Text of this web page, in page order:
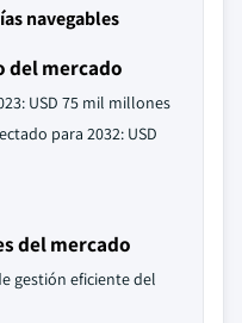
navegables
del mercado
USD 75 mil millones
para 2032: USD
del mercado
gestión eficiente del